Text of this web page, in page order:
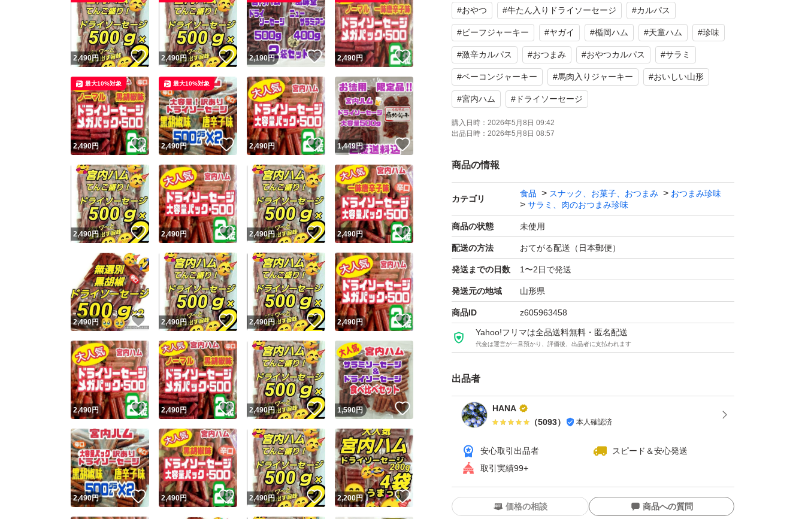
おいしい山形 山形の味
頭付きドライソーセージ
カルパス
サラミ
消費量日本一の山形県
その山形県で昭和46年創業の老舗メーカーが製造。
宮内ハム
素材の旨みを存分に引き立てるため
味付けは最小限！
噛めば噛むほど旨味が感じられ人気商品が沢山
山形で有名な宮内ハムのサラミ。
天然羊腸を使っているので
長さにばらつきがあります。また、
本品は無選別品となり、
長いもの短いものなど
たっぷり入っています
☆宮内ハムのドライソーセージ サラミ
大容量500g(大袋)×2袋
(こちらは皮のところが少ない品、皮のところが無い品です。)
合計1000g
#おやつ #牛たん入りドライソーセージ #カルパス
#ビーフジャーキー #ヤガイ #楯岡ハム #天童ハム #珍味
#激辛カルパス #おつまみ #おやつカルパス #サラミ
#ベーコンジャーキー #馬肉入りジャーキー #おいしい山形
#宮内ハム # ドライソーセージ
購入日時： 2026年5月8日 09:42
出品日時： 2026年5月8日 08:57
商品の情報
カテゴリ
食品 スナック、お菓子、おつまみ
おつまみ珍味
サラミ、肉のおつまみ珍味
商品の状態 未使用
配送の方法 おてがる配送（日本郵便）
発送までの日数 1〜2日で発送
発送元の地域 山形県
商品ID z605963458
Yahoo!フリマは全品送料無料・匿名配送
代金は運営が一旦預かり、評価後、出品者に支払われます
出品者
HANA
（5093） 本人確認済
安心取引出品者
スピード＆安心発送
取引実績99+
価格の相談 商品への質問
2,490円 いいね！
2,490円 いいね！
2,190円 いいね！
2,490円 いいね！
2,490円 いいね！
最大10%対象
2,490円 いいね！
最大10%対象
2,490円 いいね！
1,449円 いいね！
2,490円 いいね！
2,490円 いいね！
2,490円 いいね！
2,490円 いいね！
2,490円 いいね！
2,490円 いいね！
2,490円 いいね！
2,490円 いいね！
2,490円 いいね！
2,490円 いいね！
2,490円 いいね！
1,590円
2,490円 いいね！
2,490円 いいね！
2,490円 いいね！
2,200円